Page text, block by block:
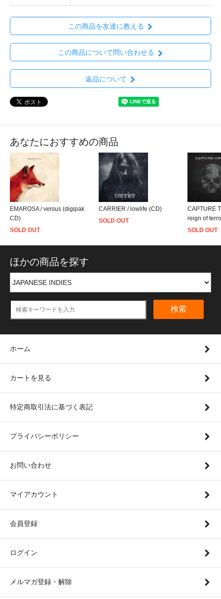
この商品を友達に教える
この商品について問い合わせる
返品について
あなたにおすすめの商品
EMAROSA / versus (digipak
CD)
SOLD OUT
CARRIER / lowlife (CD)
SOLD OUT
CAPTURE
reign of
SOLD OUT
ほかの商品を探す
検索
ホーム
カートを見る
特定商取引法に基づく表記
プライバシーポリシー
お問い合わせ
マイアカウント
会員登録
ログイン
メルマガ登録・解除